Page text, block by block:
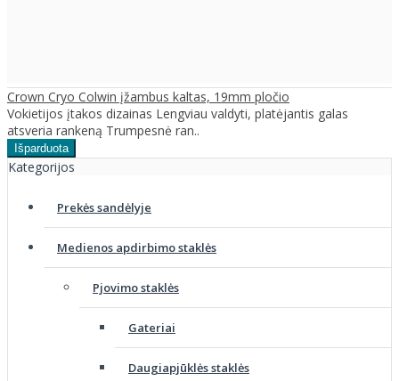
Crown Cryo Colwin įžambus kaltas, 19mm pločio
Vokietijos įtakos dizainas Lengviau valdyti, platėjantis galas
atsveria rankeną Trumpesnė ran..
Kategorijos
Prekės sandėlyje
Medienos apdirbimo staklės
Pjovimo staklės
Gateriai
Daugiapjūklės staklės